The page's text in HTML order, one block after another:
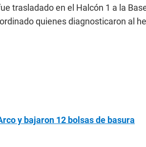
trasladado en el Halcón 1 a la
quienes diagnosticaron al
y bajaron 12 bolsas de basura